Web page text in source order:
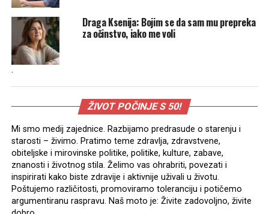
Draga Ksenija: Bojim se da sam mu prepreka
za očinstvo, iako me voli
.
ŽIVOT POČINJE S 50!
Mi smo medij zajednice. Razbijamo predrasude o starenju i
starosti – živimo. Pratimo teme zdravlja, zdravstvene,
obiteljske i mirovinske politike, politike, kulture, zabave,
znanosti i životnog stila. Želimo vas ohrabriti, povezati i
inspirirati kako biste zdravije i aktivnije uživali u životu.
Poštujemo različitosti, promoviramo toleranciju i potičemo
argumentiranu raspravu. Naš moto je: Živite zadovoljno, živite